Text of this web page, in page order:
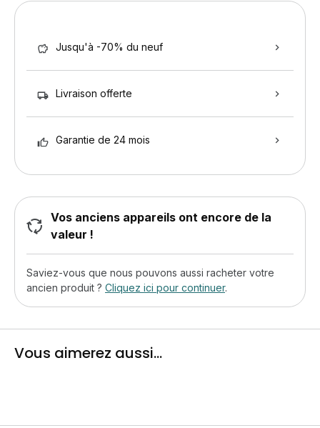
Jusqu'à -70% du neuf
Livraison offerte
Garantie de 24 mois
Vos anciens appareils ont encore de la
valeur !
Saviez-vous que nous pouvons aussi racheter votre
ancien produit ? Cliquez ici pour continuer.
Vous aimerez aussi...